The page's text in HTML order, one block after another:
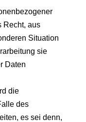
Recht, aus
Situation
sie
Daten
die
des
es sei denn,